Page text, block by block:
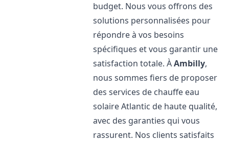
budget. Nous vous offrons des
solutions personnalisées pour
répondre à vos besoins
spécifiques et vous garantir une
satisfaction totale. ÀAmbilly,
nous sommes fiers de proposer
des services de chauffe eau
solaire Atlantic de haute qualité,
avec des garanties qui vous
rassurent. Nos clients satisfaits